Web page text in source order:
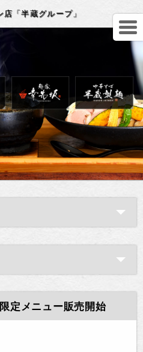
「半蔵グループ」
定メニュー販売開始